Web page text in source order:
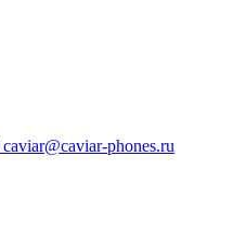
caviar@caviar-phones.ru